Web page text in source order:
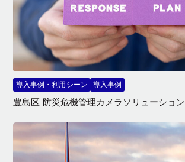
導入事例・利用シーン 導入事例
豊島区 防災危機管理カメラソリューション